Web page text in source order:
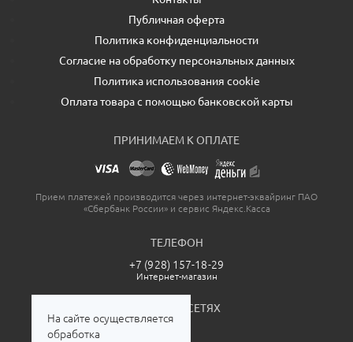
Публичная оферта
Политика конфиденциальности
Согласие на обработку персональных данных
Политика использования cookie
Оплата товара с помощью банковской карты
ПРИНИМАЕМ К ОПЛАТЕ
Прием платежей производится через интернет-эквайринг ПАО
«Сбербанк России» и сервис Яндекс.Касса
ТЕЛЕФОН
+7 (928) 157-18-29
Интернет-магазин
МЫ В СОЦСЕТЯХ
На сайте осуществляется
обработка